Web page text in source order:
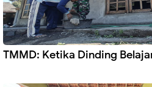
TMMD: Ketika Dinding